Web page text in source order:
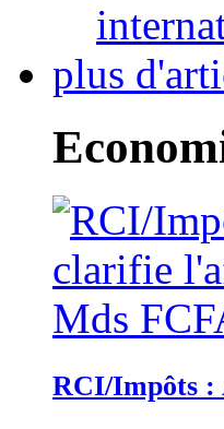
plus
RCI/Impôts :